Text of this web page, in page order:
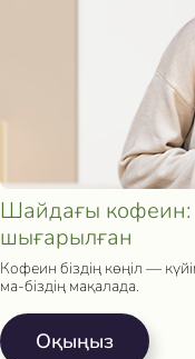
Шайдағы
шығарылған
Кофеин біздің көңіл —
ма-біздің мақалада.
Oқыңыз